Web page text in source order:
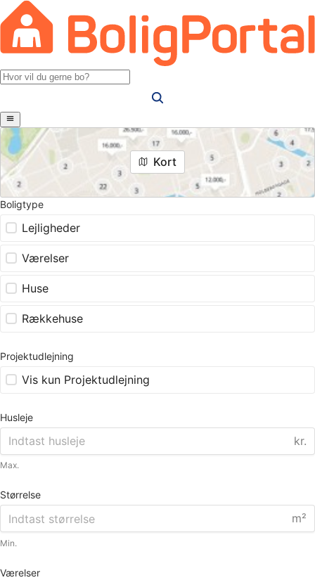
Kort
Boligtype
Lejligheder
Værelser
Huse
Rækkehuse
Projektudlejning
Vis kun Projektudlejning
Husleje
kr.
Max.
Størrelse
m²
Min.
Værelser